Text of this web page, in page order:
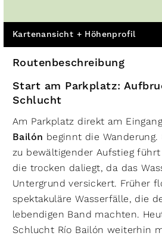
Kartenansicht + Höhenprofil
Routenbeschreibung
Start am Parkplatz:
Schlucht
Am Parkplatz direkt am
Bailón beginnt die
zu bewältigender Aufstieg
die trocken daliegt, da das
Untergrund versickert. Früher
spektakuläre Wasserfälle, die
lebendigen Band machten.
Schlucht Río Bailón weiterhin